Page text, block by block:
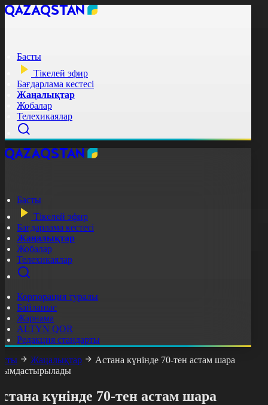
Басты
Тікелей эфир
Бағдарлама кестесі
Жаңалықтар
Жобалар
Телехикаялар
Басты
Тікелей эфир
Бағдарлама кестесі
Жаңалықтар
Жобалар
Телехикаялар
Корпорация туралы
Байланыс
Жарнама
ALTYN QOR
Редакция стандарты
Жаңалықтар
Астана күнінде 70-тен астам шара
күнінде 70-тен астам шара